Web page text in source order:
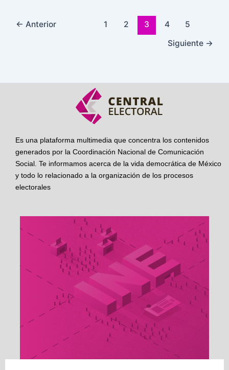
← Anterior 1 2 3 4
5
Siguiente →
Es una plataforma multimedia que concentra los contenidos
generados por la Coordinación Nacional de Comunicación
Social. Te informamos acerca de la vida democrática de México
y todo lo relacionado a la organización de los procesos
electorales